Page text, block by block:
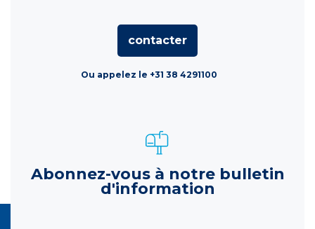
contacter
Ou appelez le +31 38 4291100
Abonnez-vous à notre bulletin
d'information